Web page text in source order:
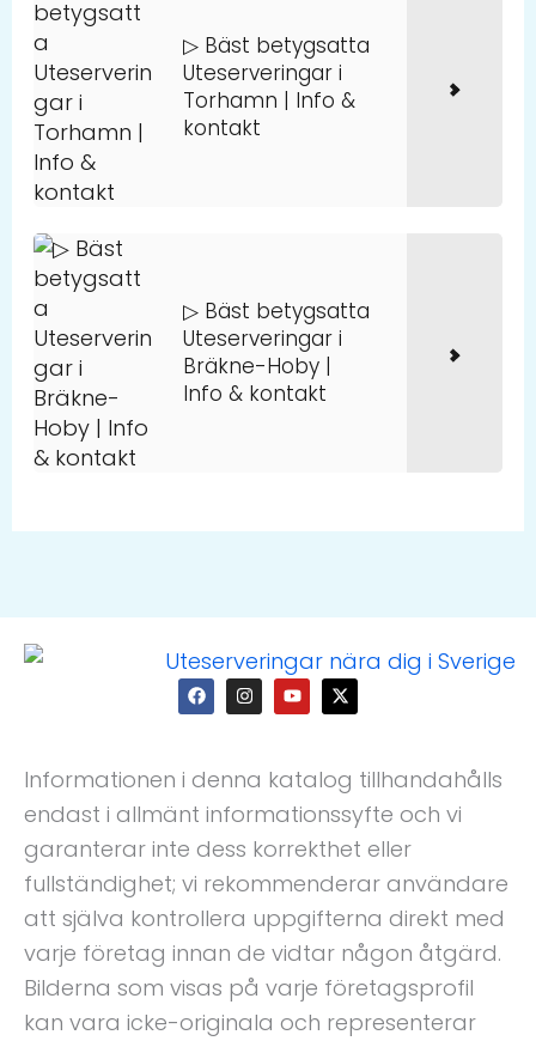
▷ Bäst betygsatta
Uteserveringar i
Torhamn | Info &
kontakt
▷ Bäst betygsatta
Uteserveringar i
Bräkne-Hoby |
Info & kontakt
F
a
c
o
o
k
I
n
s
g
r
a
m
Y
o
u
b
e
X
-
t
t
t
e
r
Informationen i denna katalog tillhandahålls
endast i allmänt informationssyfte och vi
garanterar inte dess korrekthet eller
fullständighet; vi rekommenderar användare
att själva kontrollera uppgifterna direkt med
varje företag innan de vidtar någon åtgärd.
Bilderna som visas på varje företagsprofil
kan vara icke-originala och representerar